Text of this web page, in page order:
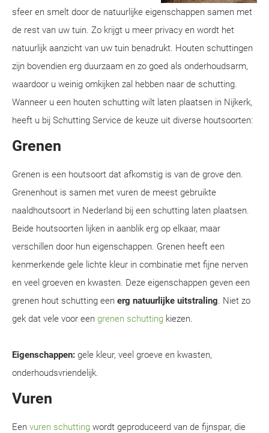
sfeer en smelt door de natuurlijke eigenschappen samen met
de rest van uw tuin. Zo krijgt u meer privacy en wordt het
natuurlijk aanzicht van uw tuin benadrukt. Houten schuttingen
zijn bovendien erg duurzaam en zo goed als onderhoudsarm,
waardoor u weinig omkijken zal hebben naar de schutting.
Wanneer u een houten schutting wilt laten plaatsen in Nijkerk,
heeft u bij Schutting Service de keuze uit diverse houtsoorten:
Grenen
Grenen is een houtsoort dat afkomstig is van de grove den.
Grenenhout is samen met vuren de meest gebruikte
naaldhoutsoort in Nederland bij een schutting laten plaatsen.
Beide houtsoorten lijken in aanblik erg op elkaar, maar
verschillen door hun eigenschappen. Grenen heeft een
kenmerkende gele lichte kleur in combinatie met fijne nerven
en veel groeven en kwasten. Deze eigenschappen geven een
grenen hout schutting een erg natuurlijke uitstraling. Niet zo
gek dat vele voor een grenen schutting kiezen.
Eigenschappen: gele kleur, veel groeve en kwasten,
onderhoudsvriendelijk.
Vuren
Een vuren schutting wordt geproduceerd van de fijnspar, die